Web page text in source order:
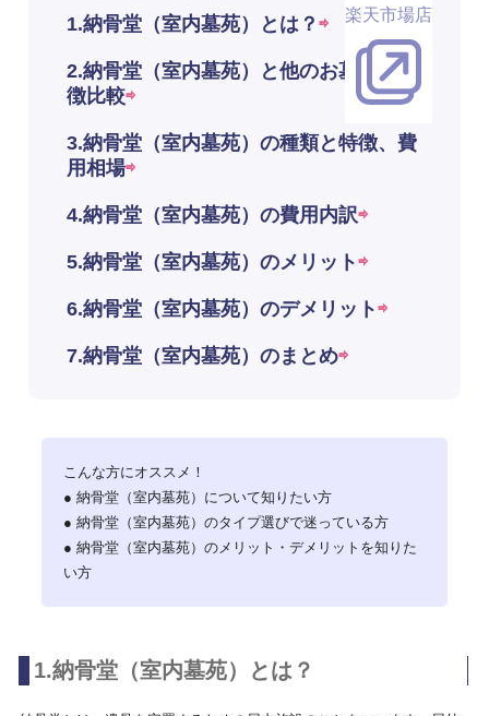
楽天市場店
1.納骨堂（室内墓苑）とは？
2.納骨堂（室内墓苑）と他のお墓との特
徴比較
3.納骨堂（室内墓苑）の種類と特徴、費
用相場
4.納骨堂（室内墓苑）の費用内訳
5.納骨堂（室内墓苑）のメリット
6.納骨堂（室内墓苑）のデメリット
7.納骨堂（室内墓苑）のまとめ
こんな方にオススメ！
● 納骨堂（室内墓苑）について知りたい方
● 納骨堂（室内墓苑）のタイプ選びで迷っている方
● 納骨堂（室内墓苑）のメリット・デメリットを知りた
い方
1.納骨堂（室内墓苑）とは？